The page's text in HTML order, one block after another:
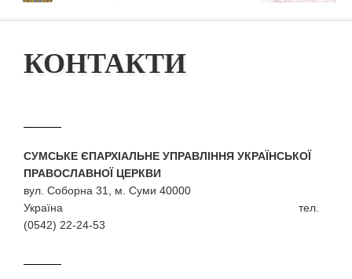
КОНТАКТИ
СУМСЬКЕ ЄПАРХІАЛЬНЕ УПРАВЛІННЯ УКРАЇНСЬКОЇ
ПРАВОСЛАВНОЇ ЦЕРКВИ
вул. Соборна 31, м. Суми 40000
Україна тел.
(0542) 22-24-53